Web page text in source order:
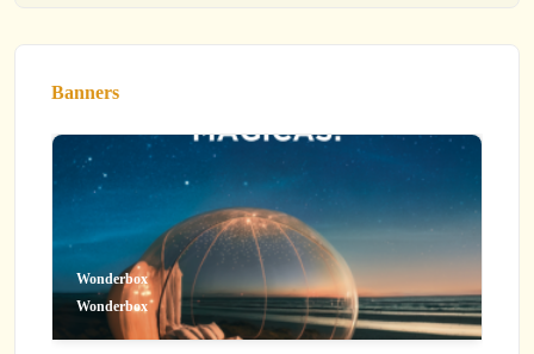
Banners
Wonderbox
Wonderbox